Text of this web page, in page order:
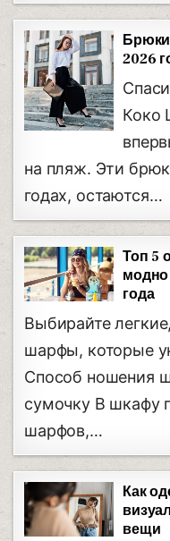
Брюки
2026
Коко
на пляж. Эти
годах, остаются…
Топ 5
года
Выбирайте
шарфы, которые
Способ ношения
сумочку В шкафу
шарфов,…
Как
вещи